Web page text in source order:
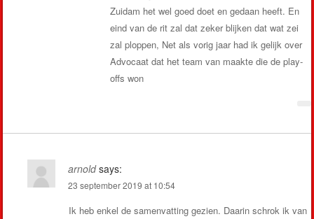
Zuidam het wel goed doet en gedaan heeft. En
eind van de rit zal dat zeker blijken dat wat zei
zal ploppen, Net als vorig jaar had ik gelijk over
Advocaat dat het team van maakte die de play-
offs won
arnold says:
23 september 2019 at 10:54
Ik heb enkel de samenvatting gezien. Daarin schrok ik van